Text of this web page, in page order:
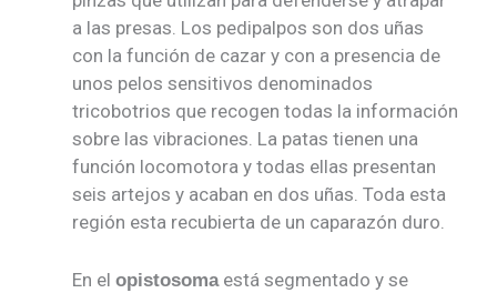
a las presas. Los pedipalpos son dos uñas
con la función de cazar y con a presencia de
unos pelos sensitivos denominados
tricobotrios que recogen todas la información
sobre las vibraciones. La patas tienen una
función locomotora y todas ellas presentan
seis artejos y acaban en dos uñas. Toda esta
región esta recubierta de un caparazón duro.
En el opistosomaestá segmentado y se